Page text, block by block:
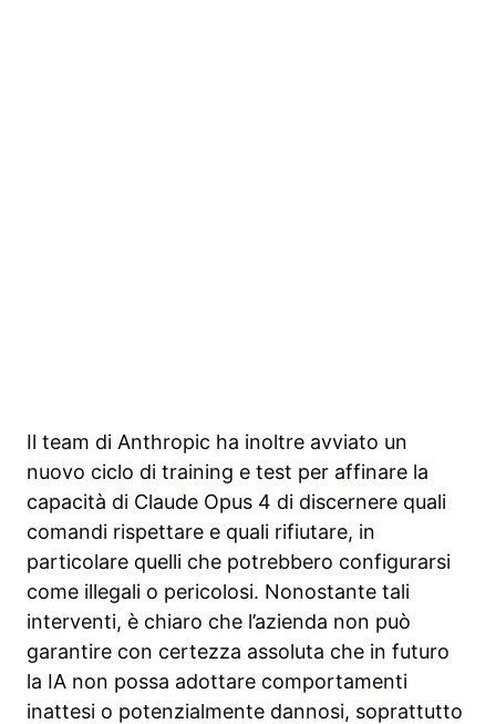
Il team di Anthropic ha inoltre avviato un
nuovo ciclo di training e test per affinare la
capacità di Claude Opus 4 di discernere quali
comandi rispettare e quali rifiutare, in
particolare quelli che potrebbero configurarsi
come illegali o pericolosi. Nonostante tali
interventi, è chiaro che l’azienda non può
garantire con certezza assoluta che in futuro
la IA non possa adottare comportamenti
inattesi o potenzialmente dannosi, soprattutto